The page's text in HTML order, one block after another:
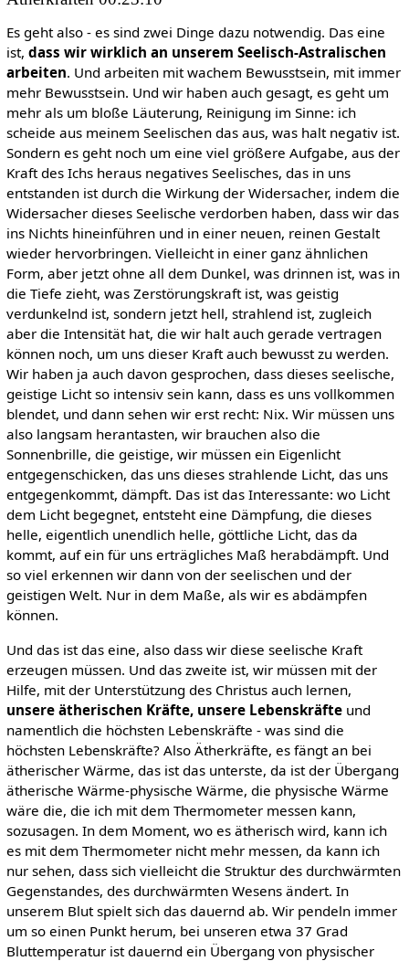
Es geht also - es sind zwei Dinge dazu notwendig. Das eine
ist, dass wir wirklich an unserem Seelisch-Astralischen
arbeiten. Und arbeiten mit wachem Bewusstsein, mit immer
mehr Bewusstsein. Und wir haben auch gesagt, es geht um
mehr als um bloße Läuterung, Reinigung im Sinne: ich
scheide aus meinem Seelischen das aus, was halt negativ ist.
Sondern es geht noch um eine viel größere Aufgabe, aus der
Kraft des Ichs heraus negatives Seelisches, das in uns
entstanden ist durch die Wirkung der Widersacher, indem die
Widersacher dieses Seelische verdorben haben, dass wir das
ins Nichts hineinführen und in einer neuen, reinen Gestalt
wieder hervorbringen. Vielleicht in einer ganz ähnlichen
Form, aber jetzt ohne all dem Dunkel, was drinnen ist, was in
die Tiefe zieht, was Zerstörungskraft ist, was geistig
verdunkelnd ist, sondern jetzt hell, strahlend ist, zugleich
aber die Intensität hat, die wir halt auch gerade vertragen
können noch, um uns dieser Kraft auch bewusst zu werden.
Wir haben ja auch davon gesprochen, dass dieses seelische,
geistige Licht so intensiv sein kann, dass es uns vollkommen
blendet, und dann sehen wir erst recht: Nix. Wir müssen uns
also langsam herantasten, wir brauchen also die
Sonnenbrille, die geistige, wir müssen ein Eigenlicht
entgegenschicken, das uns dieses strahlende Licht, das uns
entgegenkommt, dämpft. Das ist das Interessante: wo Licht
dem Licht begegnet, entsteht eine Dämpfung, die dieses
helle, eigentlich unendlich helle, göttliche Licht, das da
kommt, auf ein für uns erträgliches Maß herabdämpft. Und
so viel erkennen wir dann von der seelischen und der
geistigen Welt. Nur in dem Maße, als wir es abdämpfen
können.
Und das ist das eine, also dass wir diese seelische Kraft
erzeugen müssen. Und das zweite ist, wir müssen mit der
Hilfe, mit der Unterstützung des Christus auch lernen,
unsere ätherischen Kräfte, unsere Lebenskräfteund
namentlich die höchsten Lebenskräfte - was sind die
höchsten Lebenskräfte? Also Ätherkräfte, es fängt an bei
ätherischer Wärme, das ist das unterste, da ist der Übergang
ätherische Wärme-physische Wärme, die physische Wärme
wäre die, die ich mit dem Thermometer messen kann,
sozusagen. In dem Moment, wo es ätherisch wird, kann ich
es mit dem Thermometer nicht mehr messen, da kann ich
nur sehen, dass sich vielleicht die Struktur des durchwärmten
Gegenstandes, des durchwärmten Wesens ändert. In
unserem Blut spielt sich das dauernd ab. Wir pendeln immer
um so einen Punkt herum, bei unseren etwa 37 Grad
Bluttemperatur ist dauernd ein Übergang von physischer